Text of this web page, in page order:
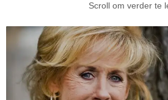
Scroll om verder te